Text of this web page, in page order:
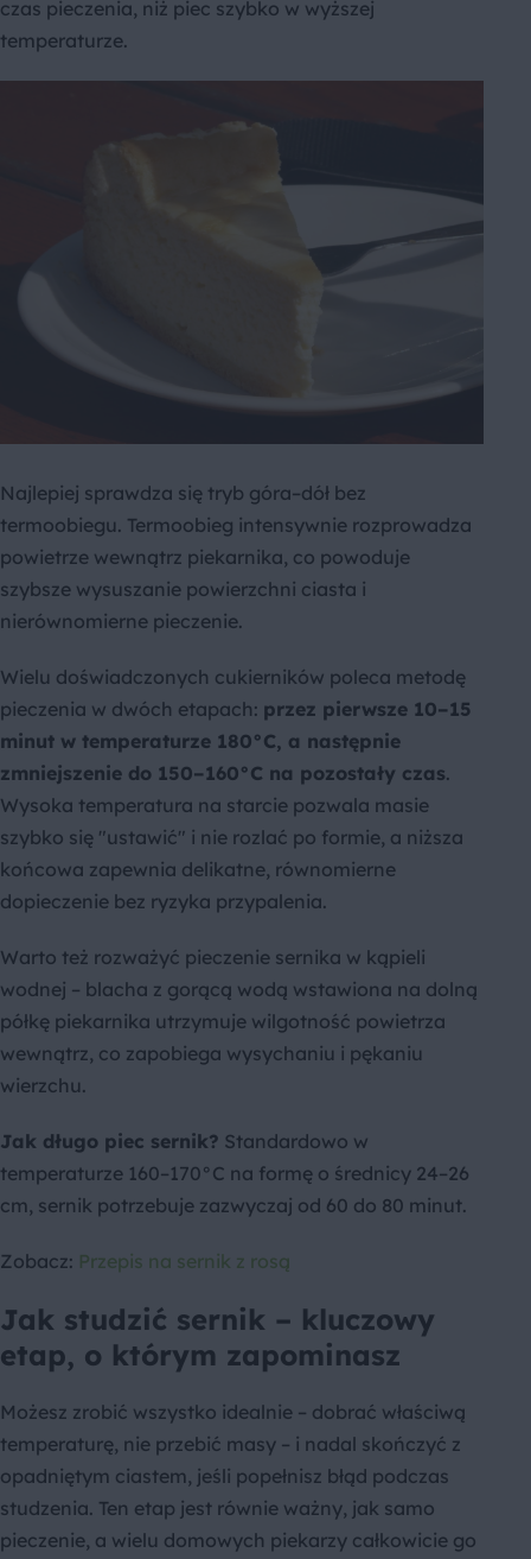
czas pieczenia, niż piec szybko w wyższej
temperaturze.
Najlepiej sprawdza się tryb góra–dół bez
termoobiegu. Termoobieg intensywnie rozprowadza
powietrze wewnątrz piekarnika, co powoduje
szybsze wysuszanie powierzchni ciasta i
nierównomierne pieczenie.
Wielu doświadczonych cukierników poleca metodę
pieczenia w dwóch etapach: przez pierwsze 10–15
minut w temperaturze 180°C, a następnie
zmniejszenie do 150–160°C na pozostały czas.
Wysoka temperatura na starcie pozwala masie
szybko się "ustawić" i nie rozlać po formie, a niższa
końcowa zapewnia delikatne, równomierne
dopieczenie bez ryzyka przypalenia.
Warto też rozważyć pieczenie sernika w kąpieli
wodnej – blacha z gorącą wodą wstawiona na dolną
półkę piekarnika utrzymuje wilgotność powietrza
wewnątrz, co zapobiega wysychaniu i pękaniu
wierzchu.
Jak długo piec sernik? Standardowo w
temperaturze 160–170°C na formę o średnicy 24–26
cm, sernik potrzebuje zazwyczaj od 60 do 80 minut.
Zobacz: Przepis na sernik z rosą
Jak studzić sernik – kluczowy
etap, o którym zapominasz
Możesz zrobić wszystko idealnie – dobrać właściwą
temperaturę, nie przebić masy – i nadal skończyć z
opadniętym ciastem, jeśli popełnisz błąd podczas
studzenia. Ten etap jest równie ważny, jak samo
pieczenie, a wielu domowych piekarzy całkowicie go